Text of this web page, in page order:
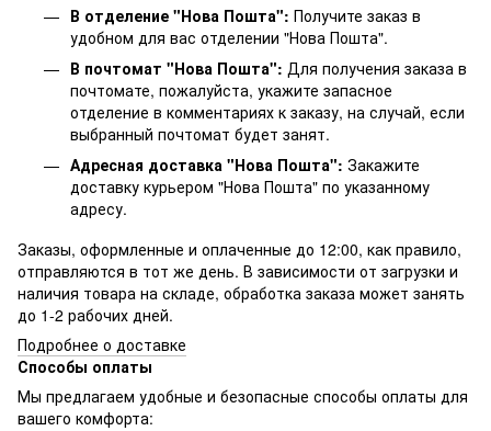
В отделение "Нова Пошта": Получите заказ в
удобном для вас отделении "Нова Пошта".
В почтомат "Нова Пошта": Для получения заказа в
почтомате, пожалуйста, укажите запасное
отделение в комментариях к заказу, на случай, если
выбранный почтомат будет занят.
Адресная доставка "Нова Пошта": Закажите
доставку курьером "Нова Пошта" по указанному
адресу.
Заказы, оформленные и оплаченные до 12:00, как правило,
отправляются в тот же день. В зависимости от загрузки и
наличия товара на складе, обработка заказа может занять
до 1-2 рабочих дней.
Подробнее о доставке
Способы оплаты
Мы предлагаем удобные и безопасные способы оплаты для
вашего комфорта: